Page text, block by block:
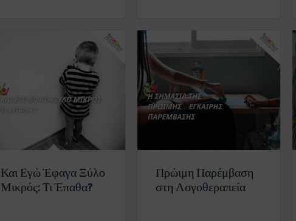
Και Εγώ Έφαγα Ξύλο
Μικρός: Τι Έπαθα?
Πρώιμη Παρέμβαση
στη Λογοθεραπεία